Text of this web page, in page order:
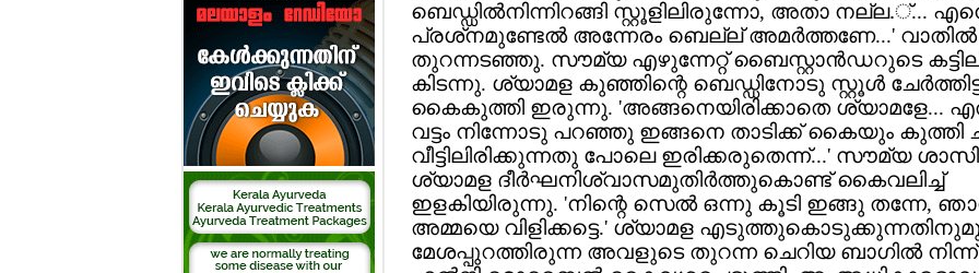
ബെഡ്ഡില്‍നിന്നിറങ്ങി സ്റ്റൂളിലിരുന്നോ, അതാ നല്ല.്...
പ്രശ്‌നമുണ്ടേല്‍ അന്നേരം ബെല്ല് അമര്‍ത്തണേ...' വാതില്‍
തുറന്നടഞ്ഞു. സൗമ്യ എഴുന്നേറ്റ് ബൈസ്റ്റാന്‍ഡറുടെ
കിടന്നു. ശ്യാമള കുഞ്ഞിന്റെ ബെഡ്ഡിനോടു സ്റ്റൂള്‍ ചേര്‍ത്തിട്ട്
കൈകുത്തി ഇരുന്നു. 'അങ്ങനെയിരിക്കാതെ ശ്യാമളേ...
വട്ടം നിന്നോടു പറഞ്ഞു ഇങ്ങനെ താടിക്ക് കൈയും കുത്തി
വീട്ടിലിരിക്കുന്നതു പോലെ ഇരിക്കരുതെന്ന്...' സൗമ്യ
ശ്യാമള ദീര്‍ഘനിശ്വാസമുതിര്‍ത്തുകൊണ്ട് കൈവലിച്ച്
ഇളകിയിരുന്നു. 'നിന്റെ സെല്‍ ഒന്നു കൂടി ഇങ്ങു തന്നേ,
അമ്മയെ വിളിക്കട്ടെ.' ശ്യാമള
മേശപ്പുറത്തിരുന്ന അവളുടെ തുറന്ന ചെറിയ ബാഗില്‍